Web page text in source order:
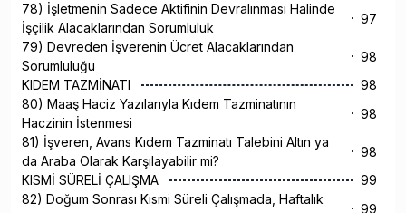
78) İşletmenin Sadece Aktifinin Devralınması Halinde
İşçilik Alacaklarından Sorumluluk
97
79) Devreden İşverenin Ücret Alacaklarından
Sorumluluğu
98
KIDEM TAZMİNATI
98
80) Maaş Haciz Yazılarıyla Kıdem Tazminatının
Haczinin İstenmesi
98
81) İşveren, Avans Kıdem Tazminatı Talebini Altın ya
da Araba Olarak Karşılayabilir mi?
98
KISMİ SÜRELİ ÇALIŞMA
99
82) Doğum Sonrası Kısmi Süreli Çalışmada, Haftalık
99